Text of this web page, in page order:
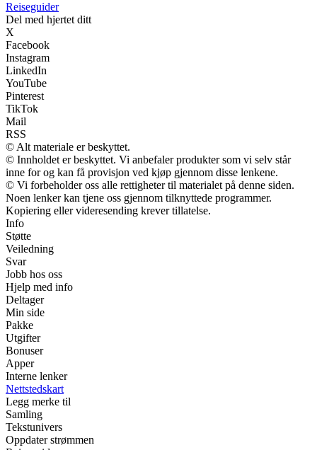
Reiseguider
Del med hjertet ditt
X
Facebook
Instagram
LinkedIn
YouTube
Pinterest
TikTok
Mail
RSS
© Alt materiale er beskyttet.
© Innholdet er beskyttet. Vi anbefaler produkter som vi selv står
inne for og kan få provisjon ved kjøp gjennom disse lenkene.
© Vi forbeholder oss alle rettigheter til materialet på denne siden.
Noen lenker kan tjene oss gjennom tilknyttede programmer.
Kopiering eller videresending krever tillatelse.
Info
Støtte
Veiledning
Svar
Jobb hos oss
Hjelp med info
Deltager
Min side
Pakke
Utgifter
Bonuser
Apper
Interne lenker
Nettstedskart
Legg merke til
Samling
Tekstunivers
Oppdater strømmen